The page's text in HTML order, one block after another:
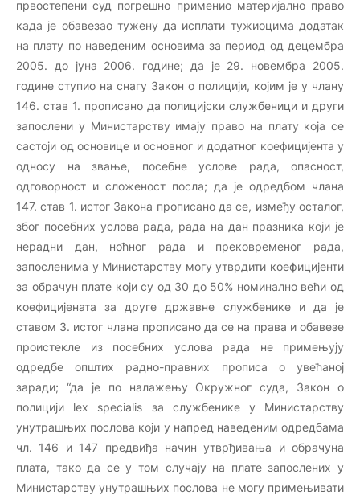
првостепени суд погрешно применио материјално право
када је обавезао тужену да исплати тужиоцима додатак
на плату по наведеним основима за период од децембра
2005. до јуна 2006. године; да је 29. новембра 2005.
године ступио на снагу Закон о полицији, којим је у члану
146. став 1. прописано да полицијски службеници и други
запослени у Министарству имају право на плату која се
састоји од основице и основног и додатног коефицијента у
односу на звање, посебне услове рада, опасност,
одговорност и сложеност посла; да је одредбом члана
147. став 1. истог Закона прописано да се, између осталог,
због посебних услова рада, рада на дан празника који је
нерадни дан, ноћног рада и прековременог рада,
запосленима у Министарству могу утврдити коефицијенти
за обрачун плате који су од 30 до 50% номинално већи од
коефицијената за друге државне службенике и да је
ставом 3. истог члана прописано да се на права и обавезе
проистекле из посебних услова рада не примењују
одредбе општих радно-правних прописа о увећаној
заради; “да је по налажењу Окружног суда, Закон о
полицији lex specialis за службенике у Министарству
унутрашњих послова који у напред наведеним одредбама
чл. 146 и 147 предвиђа начин утврђивања и обрачуна
плата, тако да се у том случају на плате запослених у
Министарству унутрашњих послова не могу примењивати